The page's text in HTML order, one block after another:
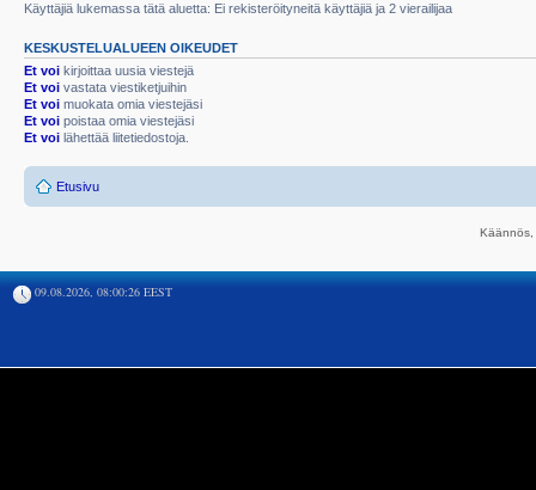
Käyttäjiä lukemassa tätä aluetta: Ei rekisteröityneitä käyttäjiä ja 2 vierailijaa
KESKUSTELUALUEEN OIKEUDET
Et voi kirjoittaa uusia viestejä
Et voi vastata viestiketjuihin
Et voi muokata omia viestejäsi
Et voi poistaa omia viestejäsi
Et voi lähettää liitetiedostoja.
Etusivu
09.08.2026, 08:00:26 EEST